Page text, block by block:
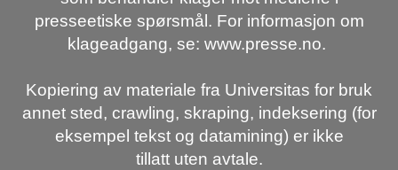
presseetiske spørsmål. For informasjon om
klageadgang, se: www.presse.no.
Kopiering av materiale fra Universitas for bruk
annet sted, crawling, skraping, indeksering (for
eksempel tekst og datamining) er ikke
tillatt uten avtale.